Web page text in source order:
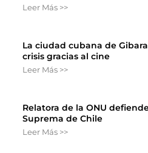
Leer Más >>
La ciudad cubana de
crisis gracias al cine
Leer Más >>
Relatora de la ONU
Suprema de Chile
Leer Más >>